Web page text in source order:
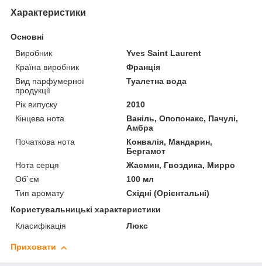
Характеристики
Основні
Виробник
Yves Saint Laurent
Країна виробник
Франція
Вид парфумерної
продукції
Туалетна вода
Рік випуску
2010
Кінцева нота
Ваніль, Опопонакс, Пачулі,
Амбра
Початкова нота
Конвалія, Мандарин,
Бергамот
Нота серця
Жасмин, Гвоздика, Мирро
Об`єм
100 мл
Тип аромату
Східні (Орієнтальні)
Користувальницькі характеристики
Класифікація
Люкс
Приховати